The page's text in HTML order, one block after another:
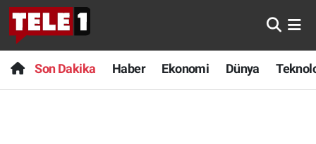
Son Dakika Haber Ekonomi Dünya
Anında Manşet
Başka Sohbetler
Son Dakika
Haber
Nöbetçi Eczaneler
Hava Durumu